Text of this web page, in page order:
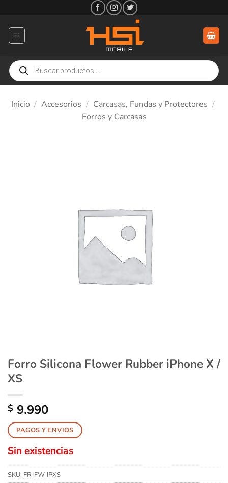
contenido
Búsqueda
de
productos
Inicio / Accesorios / Carcasas, Fundas y Protectores /
Forros y Carcasas
Forro Silicona Flower Rubber iPhone X /
XS
$ 9.990
PAGOS Y ENVIOS
Sin existencias
SKU: FR-FW-IPXS